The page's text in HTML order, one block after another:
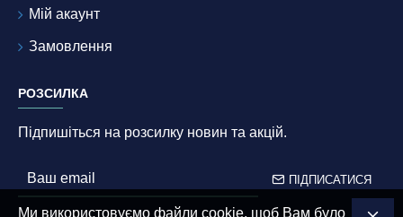
Мій акаунт
Замовлення
РОЗСИЛКА
Підпишіться на розсилку новин та акцій.
ПІДПИСАТИСЯ
Ми використовуємо файли cookie, щоб Вам було